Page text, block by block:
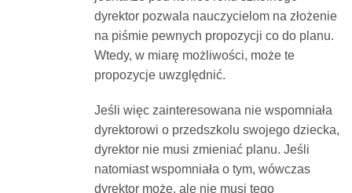
dyrektor pozwala nauczycielom na złożenie
na piśmie pewnych propozycji co do planu.
Wtedy, w miarę możliwości, może te
propozycje uwzględnić.
Jeśli więc zainteresowana nie wspomniała
dyrektorowi o przedszkolu swojego dziecka,
dyrektor nie musi zmieniać planu. Jeśli
natomiast wspomniała o tym, wówczas
dyrektor może, ale nie musi tego